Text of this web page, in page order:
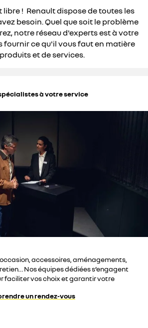
! Renault dispose de toutes les
besoin. Quel que soit le problème
notre réseau d'experts est à votre
fournir ce qu'il vous faut en matière
et de services.
à votre service
accessoires, aménagements,
Nos équipes dédiées s’engagent
faciliter vos choix et garantir votre
un rendez-vous